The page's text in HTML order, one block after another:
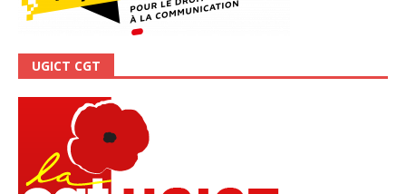
UGICT CGT